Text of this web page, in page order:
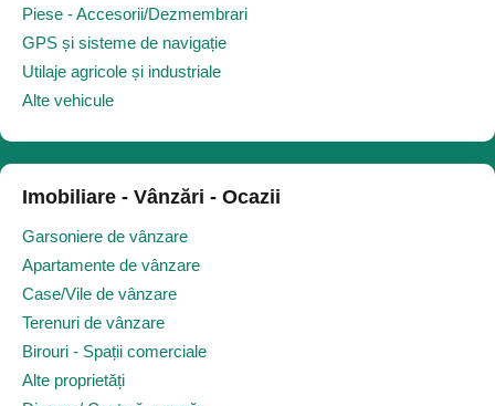
Piese - Accesorii/Dezmembrari
GPS și sisteme de navigație
Utilaje agricole și industriale
Alte vehicule
Imobiliare - Vânzări - Ocazii
Garsoniere de vânzare
Apartamente de vânzare
Case/Vile de vânzare
Terenuri de vânzare
Birouri - Spații comerciale
Alte proprietăți